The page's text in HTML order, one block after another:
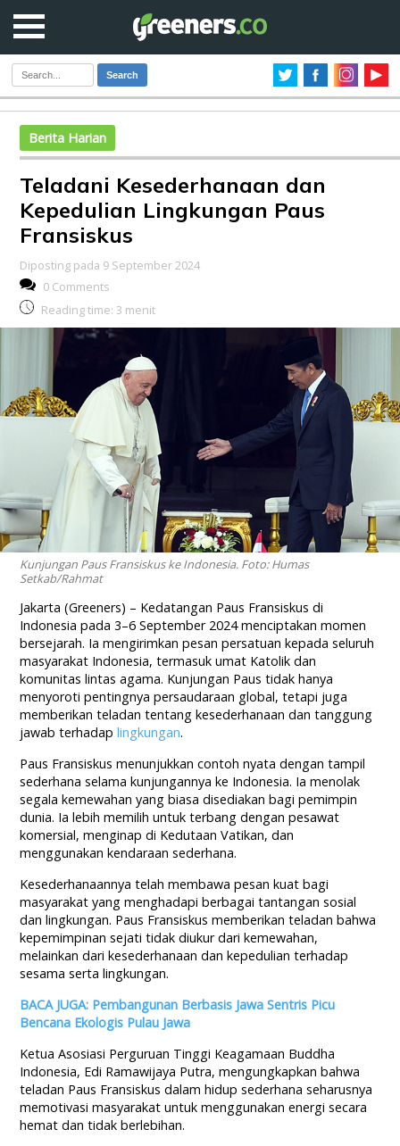
Search
Berita Harian
Teladani Kesederhanaan dan
Kepedulian Lingkungan Paus
Fransiskus
Diposting pada 9 September 2024
0 Comments
Reading time: 3 menit
Kunjungan Paus Fransiskus ke Indonesia. Foto: Humas
Setkab/Rahmat
Jakarta (Greeners) – Kedatangan Paus Fransiskus di
Indonesia pada 3–6 September 2024 menciptakan momen
bersejarah. Ia mengirimkan pesan persatuan kepada seluruh
masyarakat Indonesia, termasuk umat Katolik dan
komunitas lintas agama. Kunjungan Paus tidak hanya
menyoroti pentingnya persaudaraan global, tetapi juga
memberikan teladan tentang kesederhanaan dan tanggung
jawab terhadaplingkungan.
Paus Fransiskus menunjukkan contoh nyata dengan tampil
sederhana selama kunjungannya ke Indonesia. Ia menolak
segala kemewahan yang biasa disediakan bagi pemimpin
dunia. Ia lebih memilih untuk terbang dengan pesawat
komersial, menginap di Kedutaan Vatikan, dan
menggunakan kendaraan sederhana.
Kesederhanaannya telah membawa pesan kuat bagi
masyarakat yang menghadapi berbagai tantangan sosial
dan lingkungan. Paus Fransiskus memberikan teladan bahwa
kepemimpinan sejati tidak diukur dari kemewahan,
melainkan dari kesederhanaan dan kepedulian terhadap
sesama serta lingkungan.
BACA JUGA: Pembangunan Berbasis Jawa Sentris Picu
Bencana Ekologis Pulau Jawa
Ketua Asosiasi Perguruan Tinggi Keagamaan Buddha
Indonesia, Edi Ramawijaya Putra, mengungkapkan bahwa
teladan Paus Fransiskus dalam hidup sederhana seharusnya
memotivasi masyarakat untuk menggunakan energi secara
hemat dan tidak berlebihan.